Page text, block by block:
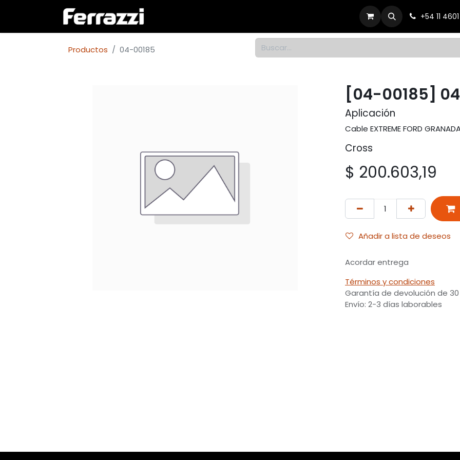
Contacto +54 11 4601
Productos 04-00185
[04-00185]
Aplicación
Cable EXTREME FORD
Cross
$ 200.603,19
Añadir a lista de deseos
Acordar entrega
Términos y condiciones
Garantía de devolución de
Envío: 2-3 días laborables